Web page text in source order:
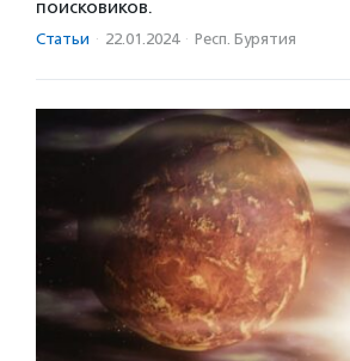
поисковиков.
Статьи · 22.01.2024 · Респ. Бурятия